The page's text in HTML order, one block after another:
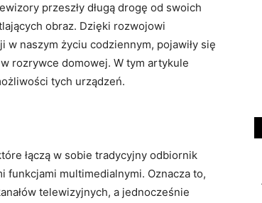
przeszły długą drogę od swoich
obraz. Dzięki rozwojowi
naszym życiu codziennym, pojawiły się
rozrywce domowej. W tym artykule
tych urządzeń.
łączą w sobie tradycyjny odbiornik
multimedialnymi. Oznacza to,
telewizyjnych, a jednocześnie